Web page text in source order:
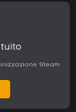
Steam